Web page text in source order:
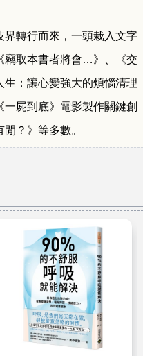
轉行而來，一頭栽入文字
竊取本書者將會…》、《交
：讓心變強大的煩惱清理
屍到底》電影製作關鍵創
？》等多數。